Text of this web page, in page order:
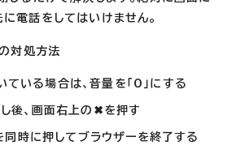
電話をしてはいけません。
対処方法
いる場合は、音量を「0」にする
し後、画面右上の✖を押す
同時に押してブラウザーを終了する